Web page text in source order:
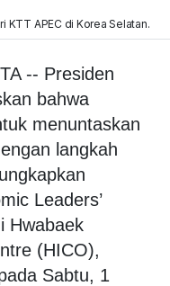
KTT APEC di Korea Selatan.
-- Presiden
bahwa
menuntaskan
langkah
Leaders’
Hwabaek
(HICO),
Sabtu, 1